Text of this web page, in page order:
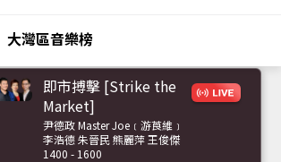
大灣區音樂榜
即市搏擊 [Strike the
Market]
尹德政 Master Joe﹝游莨維﹞
李浩德 朱晉民 熊麗萍 王俊傑
1400 - 1600